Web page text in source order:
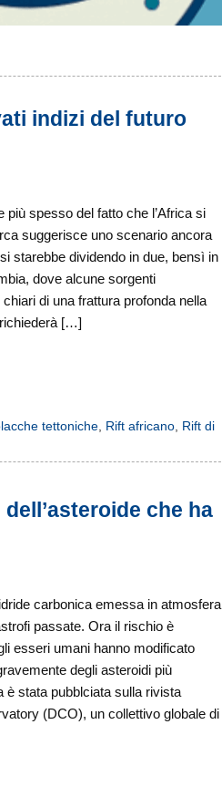
indizi del futuro
spesso del fatto che l’Africa si
suggerisce uno scenario ancora
starebbe dividendo in due, bensì in
dove alcune sorgenti
di una frattura profonda nella
[…]
tettoniche Rift africano
Rift di
che ha
carbonica emessa in atmosfera
passate. Ora il rischio è
esseri umani hanno modificato
degli asteroidi più
è stata pubblciata sulla rivista
(DCO), un collettivo globale di